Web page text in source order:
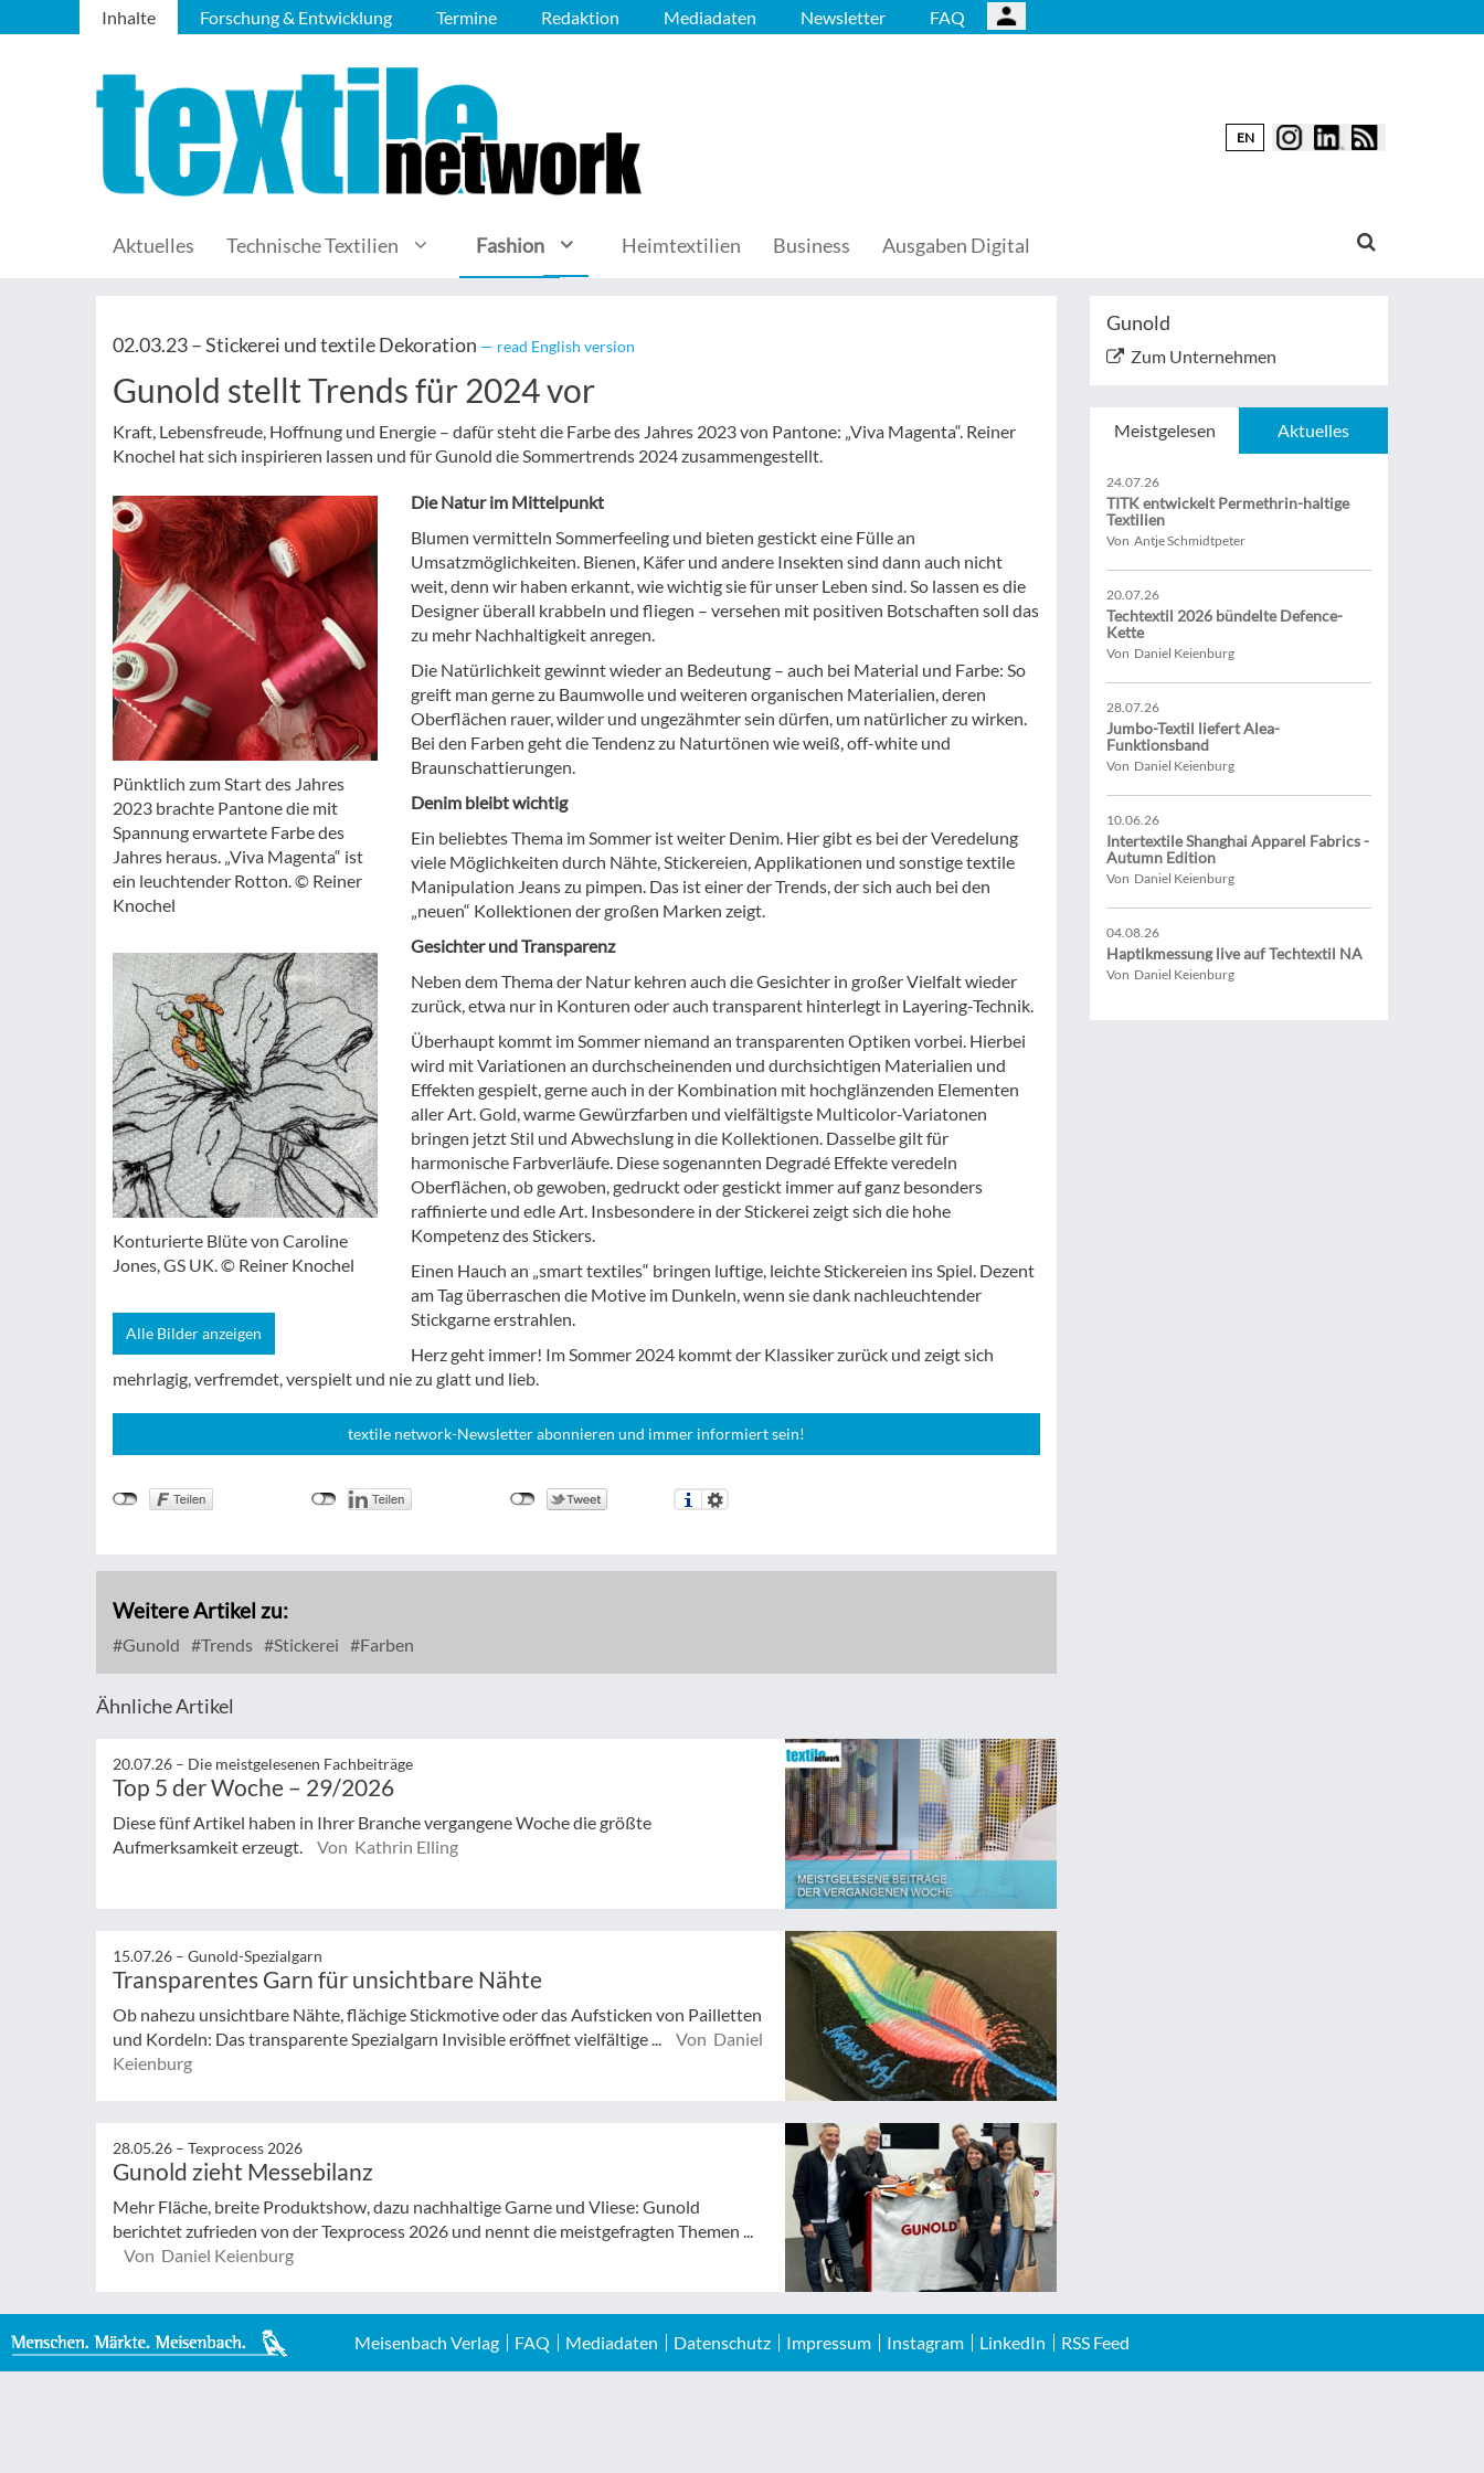
Inhalte Forschung & Entwicklung Termine Redaktion Mediadaten Newsletter FAQ
EN
Aktuelles Technische Textilien Fashion Heimtextilien Business Ausgaben Digital
02.03.23 –Stickerei und textile Dekoration — read English version
Gunold stellt Trends für 2024 vor
Kraft, Lebensfreude, Hoffnung und Energie – dafür steht die Farbe des Jahres 2023 von Pantone: „Viva Magenta“. Reiner
Knochel hat sich inspirieren lassen und für Gunold die Sommertrends 2024 zusammengestellt.
Pünktlich zum Start des Jahres
2023 brachte Pantone die mit
Spannung erwartete Farbe des
Jahres heraus. „Viva Magenta“ ist
ein leuchtender Rotton. © Reiner
Knochel
Konturierte Blüte von Caroline
Jones, GS UK. © Reiner Knochel
Alle Bilder anzeigen
Die Natur im Mittelpunkt
Blumen vermitteln Sommerfeeling und bieten gestickt eine Fülle an
Umsatzmöglichkeiten. Bienen, Käfer und andere Insekten sind dann auch nicht
weit, denn wir haben erkannt, wie wichtig sie für unser Leben sind. So lassen es die
Designer überall krabbeln und fliegen – versehen mit positiven Botschaften soll das
zu mehr Nachhaltigkeit anregen.
Die Natürlichkeit gewinnt wieder an Bedeutung – auch bei Material und Farbe: So
greift man gerne zu Baumwolle und weiteren organischen Materialien, deren
Oberflächen rauer, wilder und ungezähmter sein dürfen, um natürlicher zu wirken.
Bei den Farben geht die Tendenz zu Naturtönen wie weiß, off-white und
Braunschattierungen.
Denim bleibt wichtig
Ein beliebtes Thema im Sommer ist weiter Denim. Hier gibt es bei der Veredelung
viele Möglichkeiten durch Nähte, Stickereien, Applikationen und sonstige textile
Manipulation Jeans zu pimpen. Das ist einer der Trends, der sich auch bei den
„neuen“ Kollektionen der großen Marken zeigt.
Gesichter und Transparenz
Neben dem Thema der Natur kehren auch die Gesichter in großer Vielfalt wieder
zurück, etwa nur in Konturen oder auch transparent hinterlegt in Layering-Technik.
Überhaupt kommt im Sommer niemand an transparenten Optiken vorbei. Hierbei
wird mit Variationen an durchscheinenden und durchsichtigen Materialien und
Effekten gespielt, gerne auch in der Kombination mit hochglänzenden Elementen
aller Art. Gold, warme Gewürzfarben und vielfältigste Multicolor-Variatonen
bringen jetzt Stil und Abwechslung in die Kollektionen. Dasselbe gilt für
harmonische Farbverläufe. Diese sogenannten Degradé Effekte veredeln
Oberflächen, ob gewoben, gedruckt oder gestickt immer auf ganz besonders
raffinierte und edle Art. Insbesondere in der Stickerei zeigt sich die hohe
Kompetenz des Stickers.
Einen Hauch an „smart textiles“ bringen luftige, leichte Stickereien ins Spiel. Dezent
am Tag überraschen die Motive im Dunkeln, wenn sie dank nachleuchtender
Stickgarne erstrahlen.
Herz geht immer! Im Sommer 2024 kommt der Klassiker zurück und zeigt sich
mehrlagig, verfremdet, verspielt und nie zu glatt und lieb.
textile network-Newsletter abonnieren und immer informiert sein!
Weitere Artikel zu:
Gunold Trends Stickerei Farben
Ähnliche Artikel
20.07.26 – Die meistgelesenen Fachbeiträge
Top 5 der Woche – 29/2026
Diese fünf Artikel haben in Ihrer Branche vergangene Woche die größte
Aufmerksamkeit erzeugt.
Von Kathrin Elling
15.07.26 – Gunold-Spezialgarn
Transparentes Garn für unsichtbare Nähte
Ob nahezu unsichtbare Nähte, flächige Stickmotive oder das Aufsticken von Pailletten
und Kordeln: Das transparente Spezialgarn Invisible eröffnet vielfältige ...
Von Daniel
Keienburg
28.05.26 – Texprocess 2026
Gunold zieht Messebilanz
Mehr Fläche, breite Produktshow, dazu nachhaltige Garne und Vliese: Gunold
berichtet zufrieden von der Texprocess 2026 und nennt die meistgefragten Themen ...
Von Daniel Keienburg
Gunold
Zum Unternehmen
Meistgelesen Aktuelles
24.07.26
TITK entwickelt Permethrin-haltige
Textilien
Von Antje Schmidtpeter
20.07.26
Techtextil 2026 bündelte Defence-
Kette
Von Daniel Keienburg
28.07.26
Jumbo-Textil liefert Alea-
Funktionsband
Von Daniel Keienburg
10.06.26
Intertextile Shanghai Apparel Fabrics -
Autumn Edition
Von Daniel Keienburg
04.08.26
Haptikmessung live auf Techtextil NA
Von Daniel Keienburg
Meisenbach Verlag FAQ Mediadaten Datenschutz Impressum Instagram LinkedIn RSS Feed